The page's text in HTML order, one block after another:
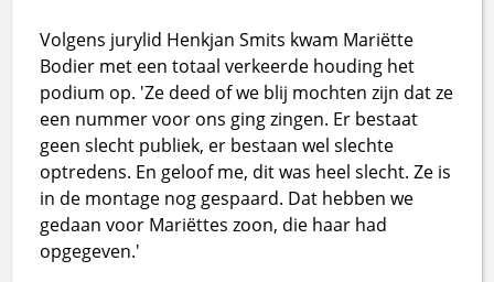
Volgens jurylid Henkjan Smits kwam Mariëtte
Bodier met een totaal verkeerde houding het
podium op. 'Ze deed of we blij mochten zijn dat ze
een nummer voor ons ging zingen. Er bestaat
geen slecht publiek, er bestaan wel slechte
optredens. En geloof me, dit was heel slecht. Ze is
in de montage nog gespaard. Dat hebben we
gedaan voor Mariëttes zoon, die haar had
opgegeven.'